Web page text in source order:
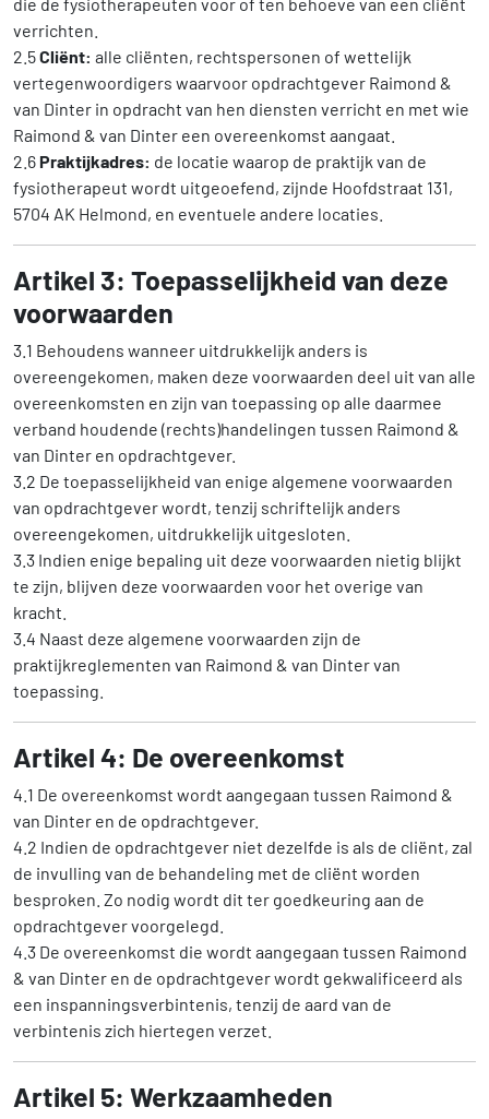
verrichten.
2.5Cliënt: alle cliënten, rechtspersonen of wettelijk
vertegenwoordigers waarvoor opdrachtgever Raimond &
van Dinter in opdracht van hen diensten verricht en met wie
Raimond & van Dinter een overeenkomst aangaat.
2.6Praktijkadres: de locatie waarop de praktijk van de
fysiotherapeut wordt uitgeoefend, zijnde Hoofdstraat 131,
5704 AK Helmond, en eventuele andere locaties.
Artikel 3: Toepasselijkheid van deze
voorwaarden
3.1 Behoudens wanneer uitdrukkelijk anders is
overeengekomen, maken deze voorwaarden deel uit van alle
overeenkomsten en zijn van toepassing op alle daarmee
verband houdende (rechts)handelingen tussen Raimond &
van Dinter en opdrachtgever.
3.2 De toepasselijkheid van enige algemene voorwaarden
van opdrachtgever wordt, tenzij schriftelijk anders
overeengekomen, uitdrukkelijk uitgesloten.
3.3 Indien enige bepaling uit deze voorwaarden nietig blijkt
te zijn, blijven deze voorwaarden voor het overige van
kracht.
3.4 Naast deze algemene voorwaarden zijn de
praktijkreglementen van Raimond & van Dinter van
toepassing.
Artikel 4: De overeenkomst
4.1 De overeenkomst wordt aangegaan tussen Raimond &
van Dinter en de opdrachtgever.
4.2 Indien de opdrachtgever niet dezelfde is als de cliënt, zal
de invulling van de behandeling met de cliënt worden
besproken. Zo nodig wordt dit ter goedkeuring aan de
opdrachtgever voorgelegd.
4.3 De overeenkomst die wordt aangegaan tussen Raimond
& van Dinter en de opdrachtgever wordt gekwalificeerd als
een inspanningsverbintenis, tenzij de aard van de
verbintenis zich hiertegen verzet.
Artikel 5: Werkzaamheden